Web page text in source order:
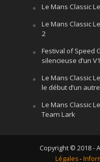
Le Mans Classic
Le Mans Classic
2
Festival of Speed
silencieuse d’un
Le Mans Classic
le début d’un
Le Mans Classic
Team Lark
Copyright © 2018 -
Légales-